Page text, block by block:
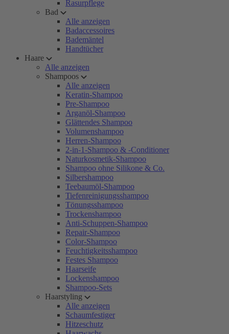
Rasurpflege
Bad
Alle anzeigen
Badaccessoires
Bademäntel
Handtücher
Haare
Alle anzeigen
Shampoos
Alle anzeigen
Keratin-Shampoo
Pre-Shampoo
Arganöl-Shampoo
Glättendes Shampoo
Volumenshampoo
Herren-Shampoo
2-in-1-Shampoo & -Conditioner
Naturkosmetik-Shampoo
Shampoo ohne Silikone & Co.
Silbershampoo
Teebaumöl-Shampoo
Tiefenreinigungsshampoo
Tönungsshampoo
Trockenshampoo
Anti-Schuppen-Shampoo
Repair-Shampoo
Color-Shampoo
Feuchtigkeitsshampoo
Festes Shampoo
Haarseife
Lockenshampoo
Shampoo-Sets
Haarstyling
Alle anzeigen
Schaumfestiger
Hitzeschutz